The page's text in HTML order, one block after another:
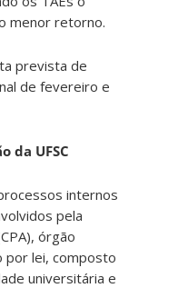
menor retorno.
prevista de
de fevereiro e
da UFSC
internos
pela
órgão
por lei, composto
universitária e